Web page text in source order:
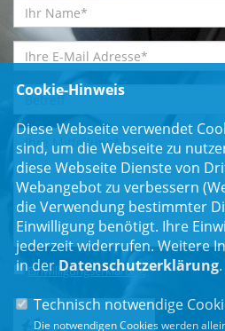
Einwilligungserklärung*
Cookie-Hinweis
Diese Webseite verwendet
sind, um die Webseite zu
diese Webseite Dienste von
Webangebot zu verbessern
die Verwendung bestimmter
Einwilligung benötigt. Ihre
jederzeit widerrufen. Weitere
in der Datenschutzerklärung.
Technisch notwendige
Die notwendigen Cookies werden